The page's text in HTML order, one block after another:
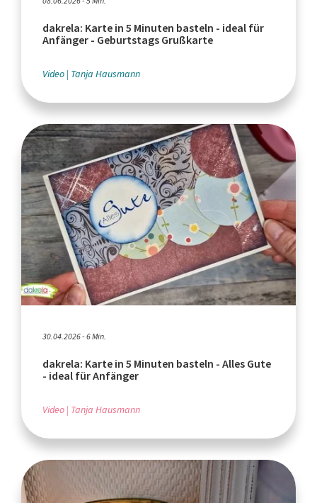
dakrela: Karte in 5 Minuten basteln - ideal für
Anfänger - Geburtstags Grußkarte
Video Tanja Hausmann
30.04.2026 - 6 Min.
dakrela: Karte in 5 Minuten basteln - Alles Gute
- ideal für Anfänger
Video Tanja Hausmann